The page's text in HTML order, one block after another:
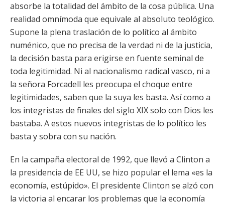
absorbe la totalidad del ámbito de la cosa pública. Una
realidad omnímoda que equivale al absoluto teológico.
Supone la plena traslación de lo político al ámbito
numénico, que no precisa de la verdad ni de la justicia,
la decisión basta para erigirse en fuente seminal de
toda legitimidad. Ni al nacionalismo radical vasco, ni a
la señora Forcadell les preocupa el choque entre
legitimidades, saben que la suya les basta. Así como a
los integristas de finales del siglo XIX solo con Dios les
bastaba. A estos nuevos integristas de lo político les
basta y sobra con su nación.
En la campaña electoral de 1992, que llevó a Clinton a
la presidencia de EE UU, se hizo popular el lema «es la
economía, estúpido». El presidente Clinton se alzó con
la victoria al encarar los problemas que la economía